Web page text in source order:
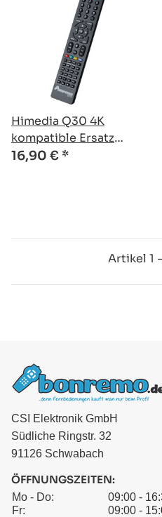
Himedia Q30 4K
kompatible Ersatz
Fernbedienung
16,90 € *
Artikel 1
CSI Elektronik GmbH
Südliche Ringstr. 32
91126 Schwabach
ÖFFNUNGSZEITEN:
Mo - Do:
09:00 -
Fr:
09:00 -